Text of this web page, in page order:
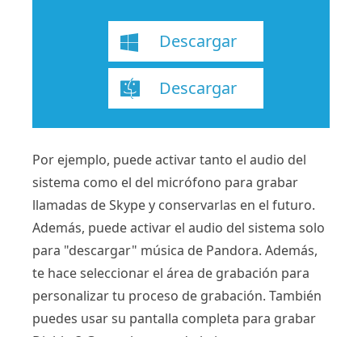
Descargar
Descargar
Por ejemplo, puede activar tanto el audio del
sistema como el del micrófono para grabar
llamadas de Skype y conservarlas en el futuro.
Además, puede activar el audio del sistema solo
para "descargar" música de Pandora. Además,
te hace seleccionar el área de grabación para
personalizar tu proceso de grabación. También
puedes usar su pantalla completa para grabar